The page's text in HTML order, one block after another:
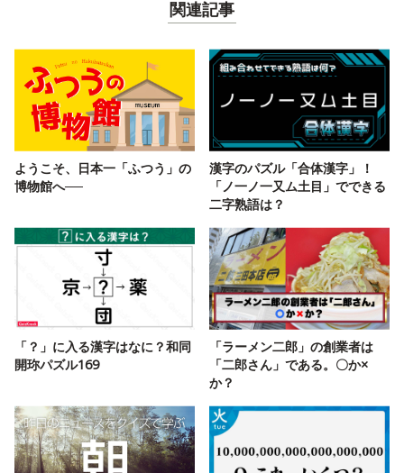
関連記事
ようこそ、日本一「ふつう」の
博物館へ──
漢字のパズル「合体漢字」！
「ノ一ノ一又ム土目」でできる
二字熟語は？
「？」に入る漢字はなに？和同
開珎パズル169
「ラーメン二郎」の創業者は
「二郎さん」である。〇か×
か？